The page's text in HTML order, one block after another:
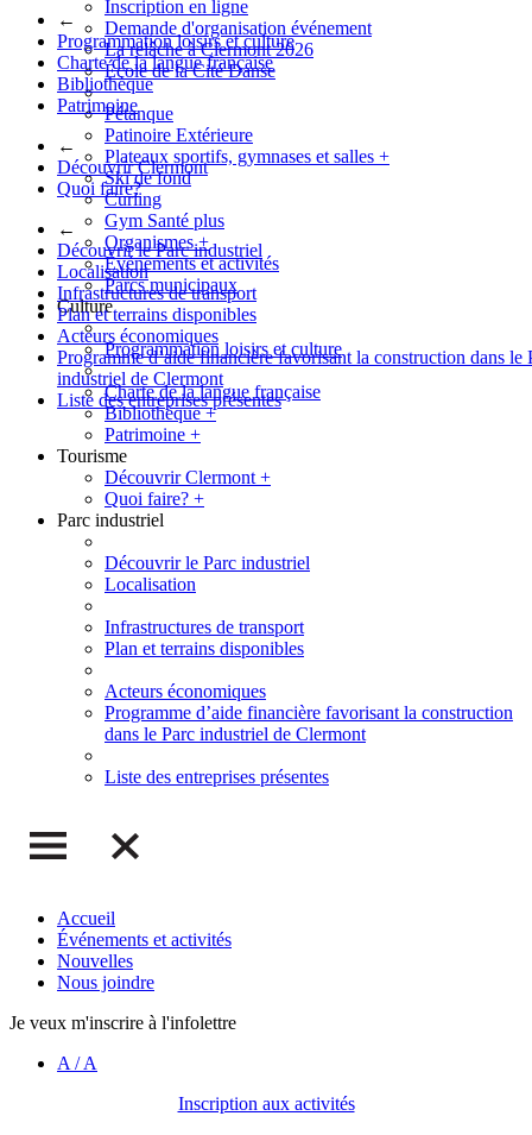
←
Programmation loisirs et culture
Charte de la langue française
Bibliothèque
Patrimoine
←
Découvrir Clermont
Quoi faire?
←
Découvrir le Parc industriel
Localisation
Infrastructures de transport
Plan et terrains disponibles
Acteurs économiques
Programme d’aide financière favorisant la construction dans le
industriel de Clermont
Liste des entreprises présentes
Inscription en ligne
Demande d'organisation événement
La relâche à Clermont 2026
École de la Cité Danse
Pétanque
Patinoire Extérieure
Plateaux sportifs, gymnases et salles +
Ski de fond
Curling
Gym Santé plus
Organismes+
Événements et activités
Parcs municipaux
Culture
Programmation loisirs et culture
Charte de la langue française
Bibliothèque+
Patrimoine +
Tourisme
Découvrir Clermont +
Quoi faire? +
Parc industriel
Découvrir le Parc industriel
Localisation
Infrastructures de transport
Plan et terrains disponibles
Acteurs économiques
Programme d’aide financière favorisant la construction
dans le Parc industriel de Clermont
Liste des entreprises présentes
Accueil
Événements et activités
Nouvelles
Nous joindre
Je veux m'inscrire à l'infolettre
A /A
Inscription aux activités